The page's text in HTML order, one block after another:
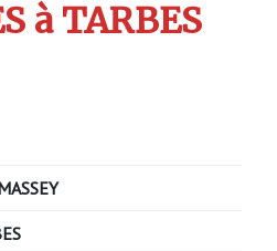
à TARBES